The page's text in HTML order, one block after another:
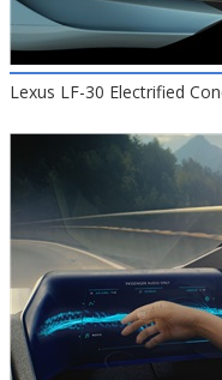
Lexus LF-30 Electrified